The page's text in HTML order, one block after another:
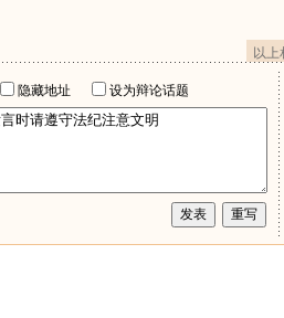
以
隐藏地址 设为辩论话题